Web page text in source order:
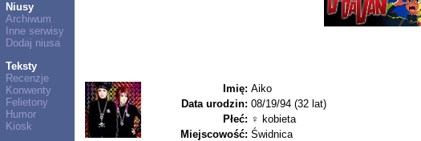
Niusy
Archiwum
Inne serwisy
Dodaj niusa
Teksty
Recenzje
Konwenty
Felietony
Humor
Kiosk
Imię: Aiko
Data urodzin: 08/19/94 (32 lat)
Płeć: ♀ kobieta
Miejscowość: Świdnica